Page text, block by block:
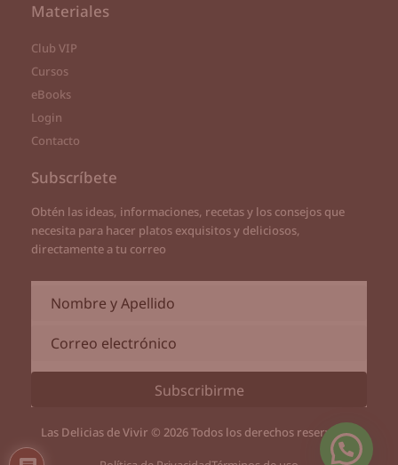
Materiales
Club VIP
Cursos
eBooks
Login
Contacto
Subscríbete
Obtén las ideas, informaciones, recetas y los consejos que
necesita para hacer platos exquisitos y deliciosos,
directamente a tu correo
Subscribirme
Las Delicias de Vivir © 2026 Todos los derechos reservados